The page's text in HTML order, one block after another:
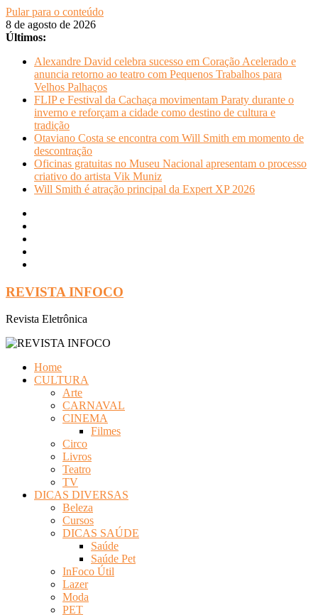
Pular para o conteúdo
8 de agosto de 2026
Últimos:
Alexandre David celebra sucesso em Coração Acelerado e
anuncia retorno ao teatro com Pequenos Trabalhos para
Velhos Palhaços
FLIP e Festival da Cachaça movimentam Paraty durante o
inverno e reforçam a cidade como destino de cultura e
tradição
Otaviano Costa se encontra com Will Smith em momento de
descontração
Oficinas gratuitas no Museu Nacional apresentam o processo
criativo do artista Vik Muniz
Will Smith é atração principal da Expert XP 2026
REVISTA INFOCO
Revista Eletrônica
Home
CULTURA
Arte
CARNAVAL
CINEMA
Filmes
Circo
Livros
Teatro
TV
DICAS DIVERSAS
Beleza
Cursos
DICAS SAÚDE
Saúde
Saúde Pet
InFoco Útil
Lazer
Moda
PET